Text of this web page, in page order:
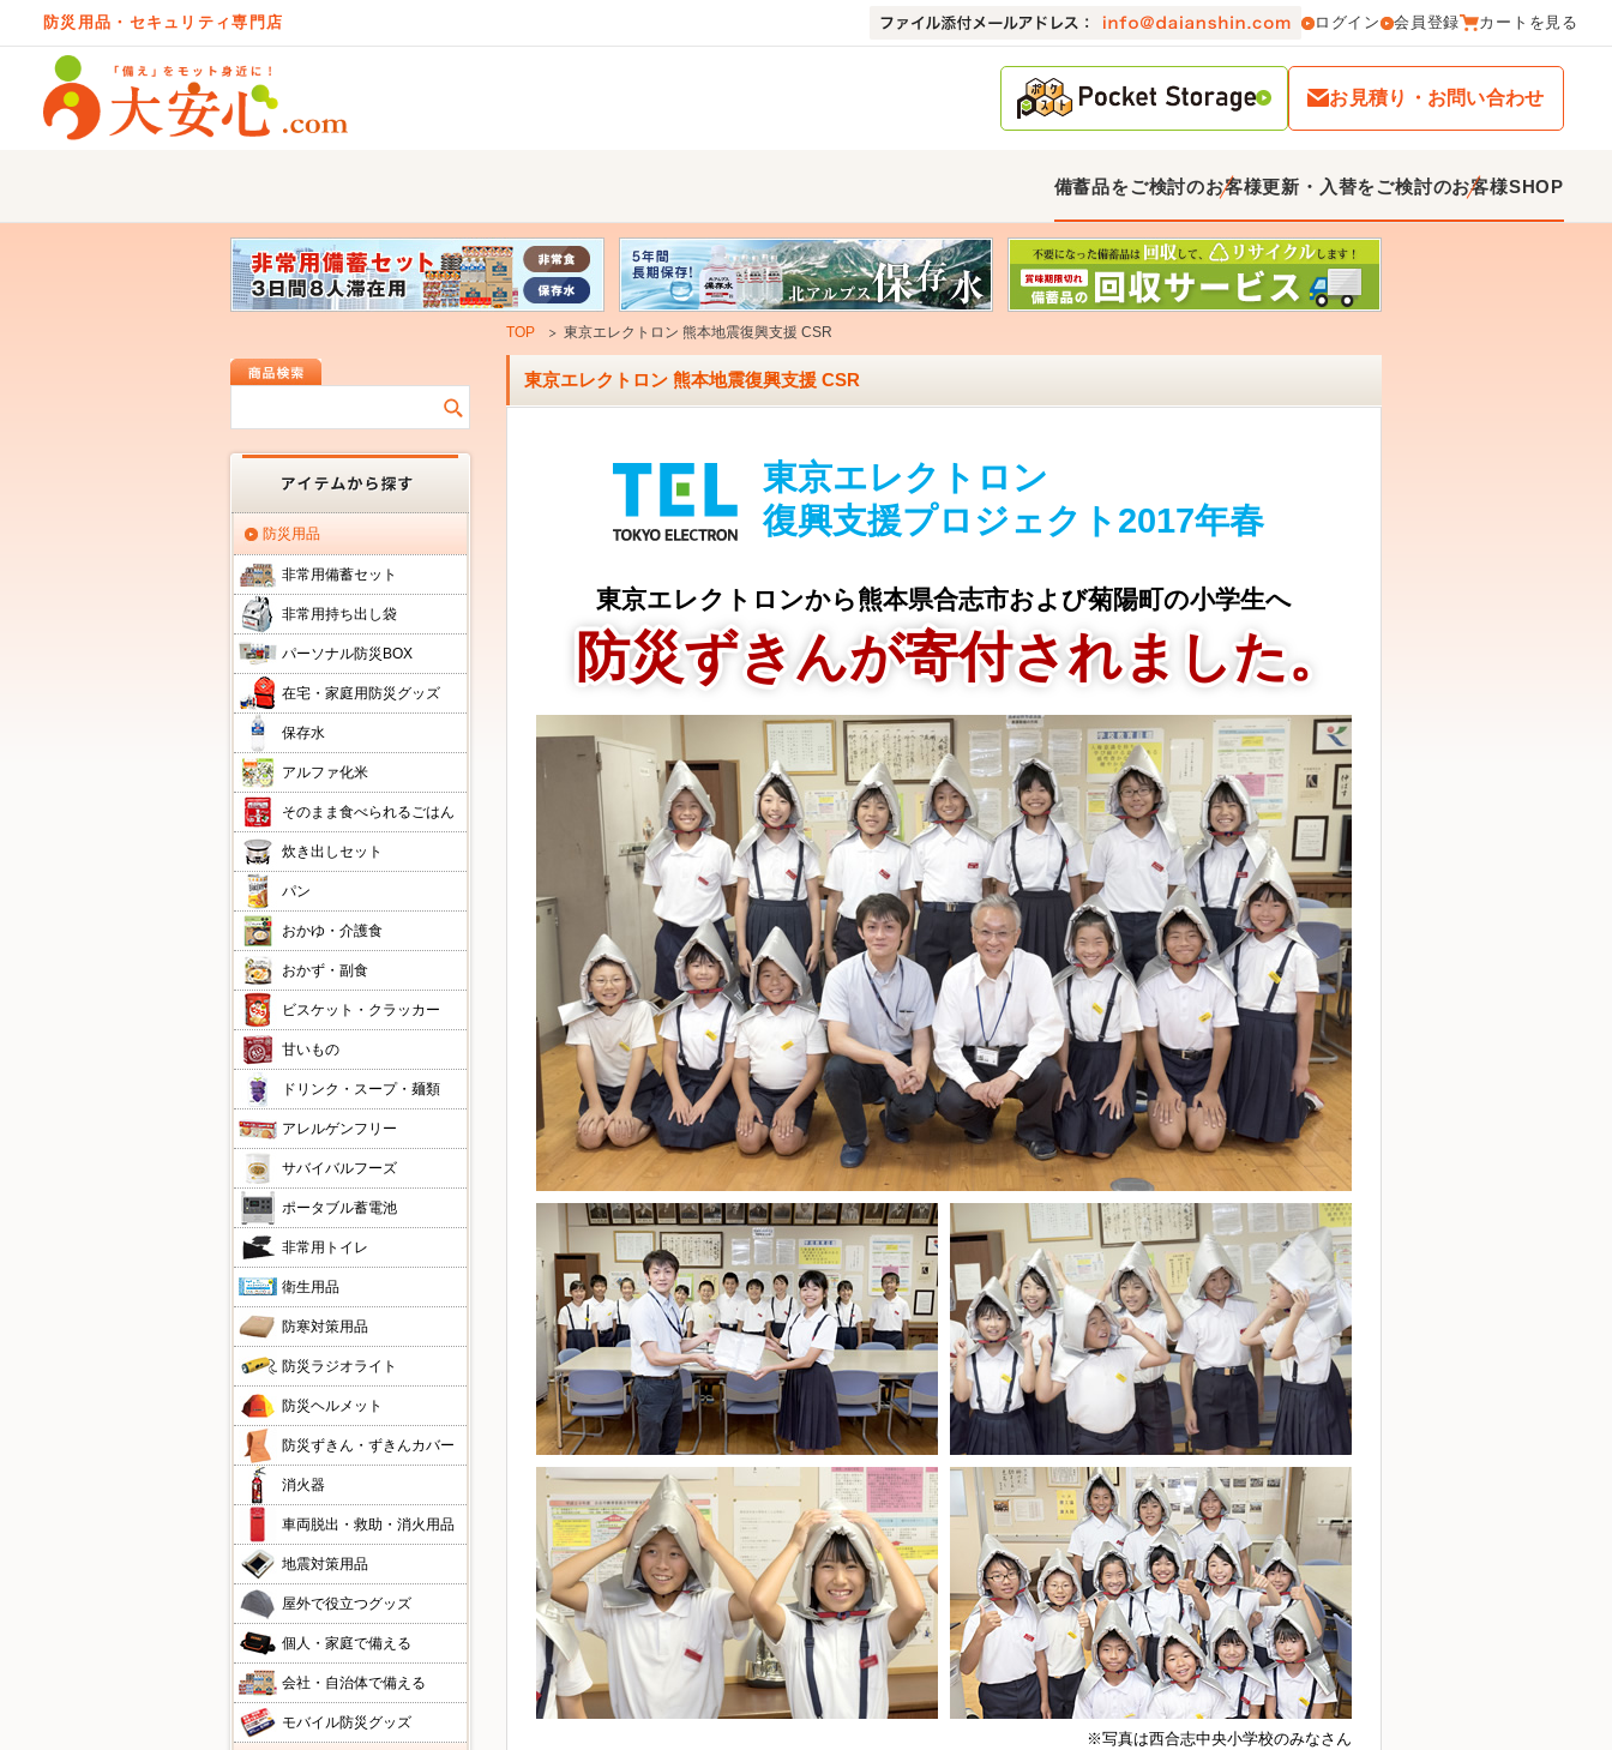
防災用品・セキュリティ専門店 ログイン 会員登録 カートを見る
お見積り・お問い合わせ
備蓄品をご検討のお客様更新・入替をご検討のお客様SHOP
TOP 東京エレクトロン 熊本地震復興支援 CSR
東京エレクトロン 熊本地震復興支援 CSR
東京エレクトロン
復興支援プロジェクト2017年春
東京エレクトロンから熊本県合志市および菊陽町の小学生へ
防災ずきんが寄付されました。
※写真は西合志中央小学校のみなさん
防災用品
非常用備蓄セット
非常用持ち出し袋
パーソナル防災BOX
在宅・家庭用防災グッズ
保存水
アルファ化米
そのまま食べられるごはん
炊き出しセット
パン
おかゆ・介護食
おかず・副食
ビスケット・クラッカー
甘いもの
ドリンク・スープ・麺類
アレルゲンフリー
サバイバルフーズ
ポータブル蓄電池
非常用トイレ
衛生用品
防寒対策用品
防災ラジオライト
防災ヘルメット
防災ずきん・ずきんカバー
消火器
車両脱出・救助・消火用品
地震対策用品
屋外で役立つグッズ
個人・家庭で備える
会社・自治体で備える
モバイル防災グッズ